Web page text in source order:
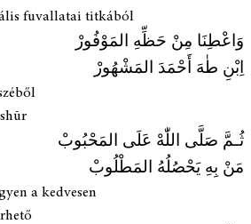
fuvallatai titkából
وَاعْطِنَا مِنْ حَظِّهِ المَوْفُورْ
اِبْنِ طٰهَ أَحْمَدَ المَشْهُورْ
ثُـمَّ صَلَّى اللّٰهْ عَلَى المَحْبُوبْ
مَنْ بِهِ يَحْصُلُهُ المَطْلُوبْ
a kedvesen